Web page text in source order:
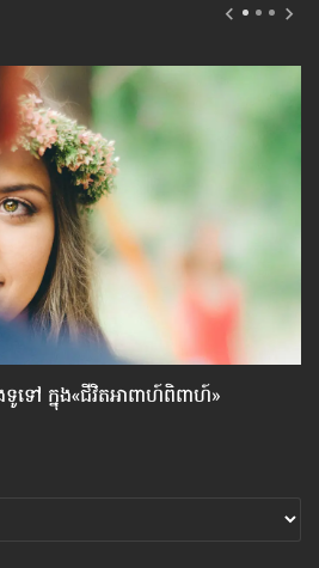
ៅ ក្នុង«​ជីវិត​អាពាហ៍ពិពាហ៍»